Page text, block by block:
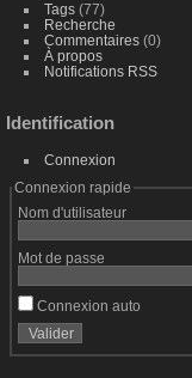
Tags(77)
Recherche
Commentaires(0)
À propos
Notifications RSS
Identification
Connexion
Connexion rapide
Nom d'utilisateur
Mot de passe
Connexion auto